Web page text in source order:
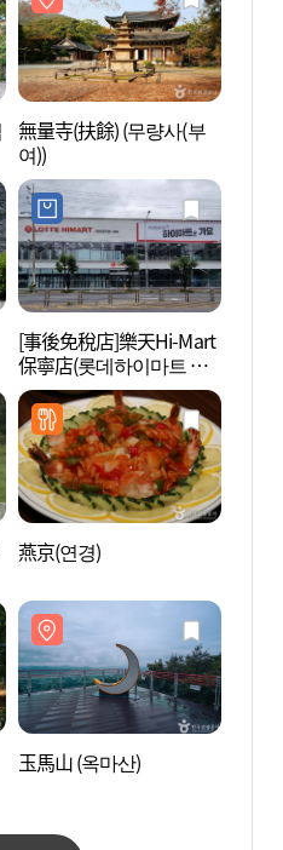
無量寺(扶餘) (무량사(부
여))
[事後免稅店]樂天Hi-Mart
保寧店(롯데하이마트 보
령점)
燕京(연경)
玉馬山 (옥마산)